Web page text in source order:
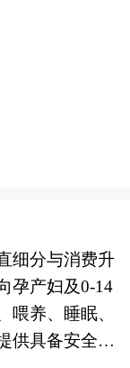
盈利增长极。
核心内容，是
”，对于区域
一个建筑物的
在有规划有计
定区域内某个
的扶持和培育
经济发展的产
框架。我们针
展规划，将围
产业实施”这
工业领域，以
现大范围供
技术演进推
暖器普遍搭载
动启停，既节
湿功能，缓解
应用则提升了
采用超薄机身
配备滚轮与提
倾倒断电、过
标配，部分产
用。随着环
企业的主要融
、限制条件少
于创业板上市
创业板上市问
有以下好
筹集资金，
向员工授予
知名度，赢取
的透明度，有
； 6、创业板
公司的效率得
细分与消费升
孕产妇及0-14
喂养、睡眠、
供具备安全强